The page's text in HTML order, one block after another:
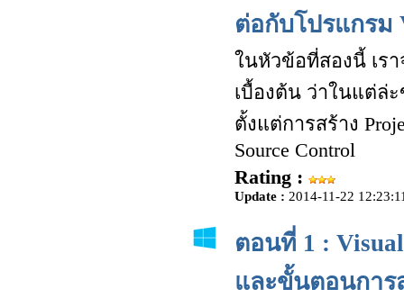
ต่อกับโปรแกรม
ในหัวข้อที่สองนี้ เรา
เบื้องต้น ว่าในแต่ล่
ตั้งแต่การสร้าง
Source Control
Rating :
Update : 2014-11-22
ตอนที่ 1 :
และขั้นตอนการ